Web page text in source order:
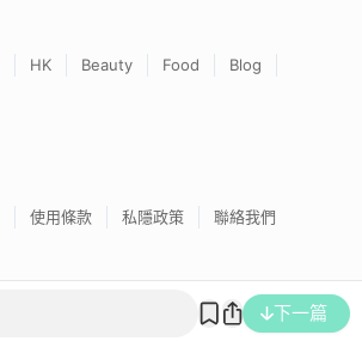
下一篇
HK Beauty Food
Blog
使用條款 私隱政策 聯絡我們